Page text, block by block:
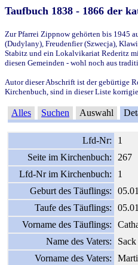
Taufbuch 1838 - 1866 der
Zur Pfarrei Zippnow gehörten bis 1945
(Dudylany), Freudenfier (Szwecja),
Stabitz und ein Lokalvikariat Rederitz
diesen Gemeinden - wohl noch aus
Autor dieser Abschrift ist der gebürtige
Kirchenbuch, sind in dieser Liste
Alles Suchen Auswahl
Lfd-Nr:
1
Seite im Kirchenbuch:
267
Lfd-Nr im Kirchenbuch:
1
Geburt des Täuflings:
Taufe des Täuflings:
Vorname des Täuflings:
Name des Vaters:
Sack
Vorname des Vaters: